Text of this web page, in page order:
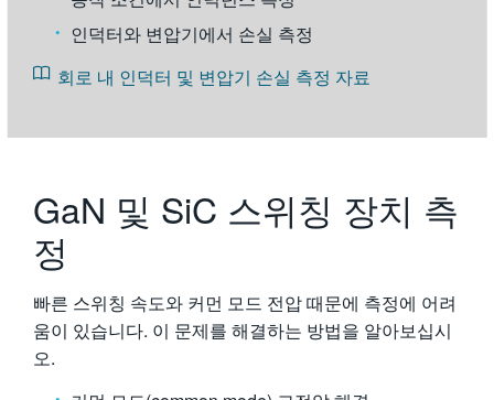
인덕터와 변압기에서 손실 측정
회로 내 인덕터 및 변압기 손실 측정 자료
GaN 및 SiC 스위칭 장치 측
정
빠른 스위칭 속도와 커먼 모드 전압 때문에 측정에 어려
움이 있습니다. 이 문제를 해결하는 방법을 알아보십시
오.